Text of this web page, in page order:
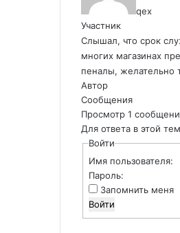
qex
Участник
Слышал, что срок
многих магазинах
пеналы, желательно
Автор
Сообщения
Просмотр 1
Для ответа в этой
Войти
Имя пользователя:
Пароль:
Запомнить меня
Войти